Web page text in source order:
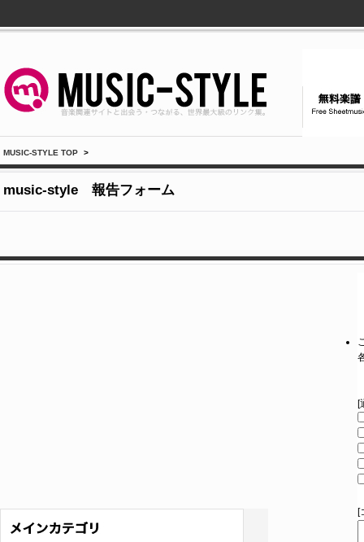
MUSIC-STYLE TOP >
music-style 報告フォーム
[
[